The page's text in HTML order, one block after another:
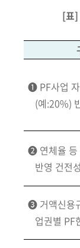
[표]
➊ PF사업
(예:20%)
➋ 연체율 등
반영 건전
➌ 거액신용
업권별 PF